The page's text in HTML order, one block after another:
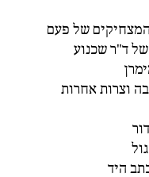
המצחיקים של פעם
של ד"ר שכנוע
וצרות אחרות
היד